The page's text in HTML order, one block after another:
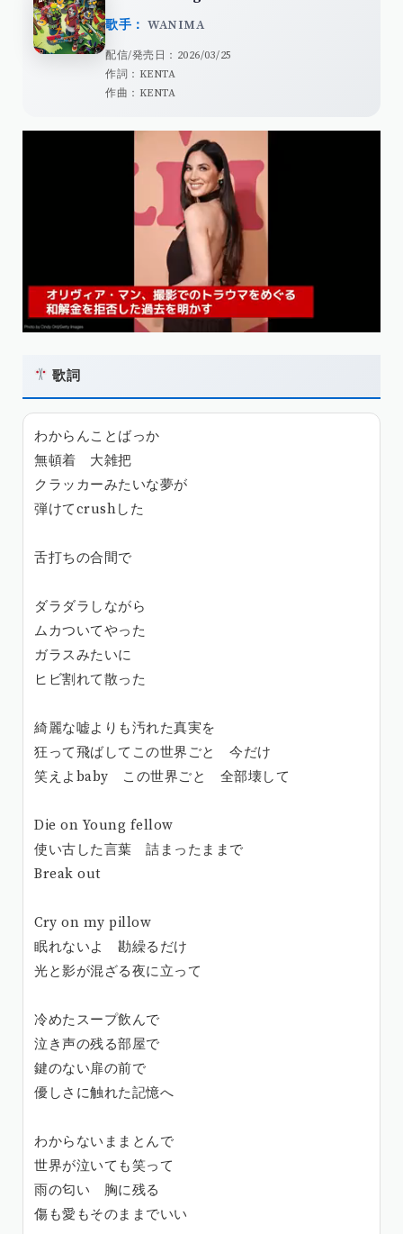
歌手： WANIMA
配信/発売日：2026/03/25
作詞：KENTA
作曲：KENTA
歌詞
わからんことばっか
無頓着 大雑把
クラッカーみたいな夢が
弾けてcrushした
舌打ちの合間で
ダラダラしながら
ムカついてやった
ガラスみたいに
ヒビ割れて散った
綺麗な嘘よりも汚れた真実を
狂って飛ばしてこの世界ごと 今だけ
笑えよbaby この世界ごと 全部壊して
Die on Young fellow
使い古した言葉 詰まったままで
Break out
Cry on my pillow
眠れないよ 勘繰るだけ
光と影が混ざる夜に立って
冷めたスープ飲んで
泣き声の残る部屋で
鍵のない扉の前で
優しさに触れた記憶へ
わからないままとんで
世界が泣いても笑って
雨の匂い 胸に残る
傷も愛もそのままでいい